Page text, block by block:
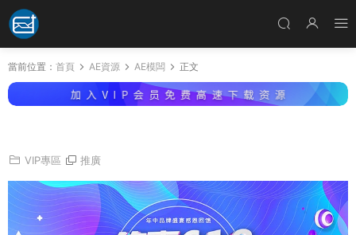
當前位置： 首頁 AE資源 AE模闆 正文
VIP專區 推廣